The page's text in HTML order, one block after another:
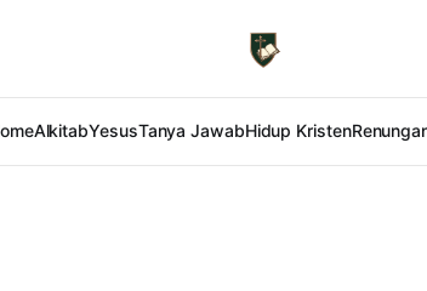
AlkitabYesusTanya JawabHidup Kristen